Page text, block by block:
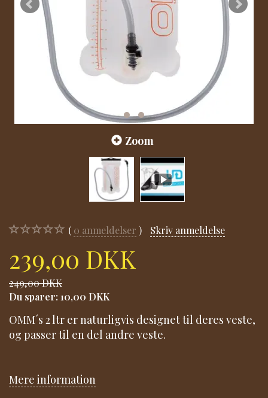
Zoom
0 anmeldelser Skriv anmeldelse
239,00 DKK
249,00 DKK
Du sparer: 10,00 DKK
OMM´s 2 ltr er naturligvis designet til deres veste,
og passer til en del andre veste.
Mere information